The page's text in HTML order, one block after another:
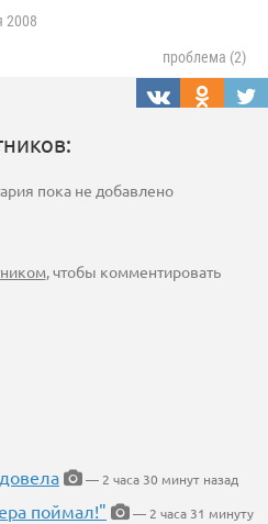
2008
проблема (2)
пока не добавлено
, чтобы комментировать
— 2 часа 30 минут назад
поймал!"
— 2 часа 31 минуту